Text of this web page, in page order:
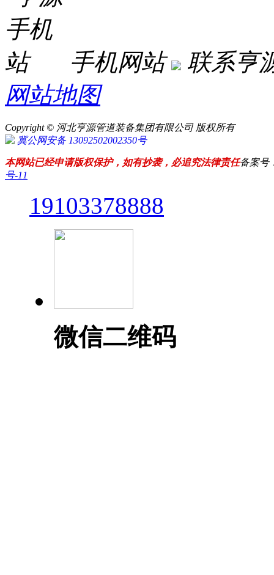
手机网站
联系亨
网站地图
Copyright © 河北亨源管道装备集团有限公司 版权所有
冀公网安备 13092502002350号
本网站已经申请版权保护，如有抄袭，必追究法律责任备案号
号-11
19103378888
微信二维码